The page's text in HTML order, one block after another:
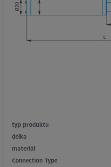
typ produktu
délka
materiál
Connection Type